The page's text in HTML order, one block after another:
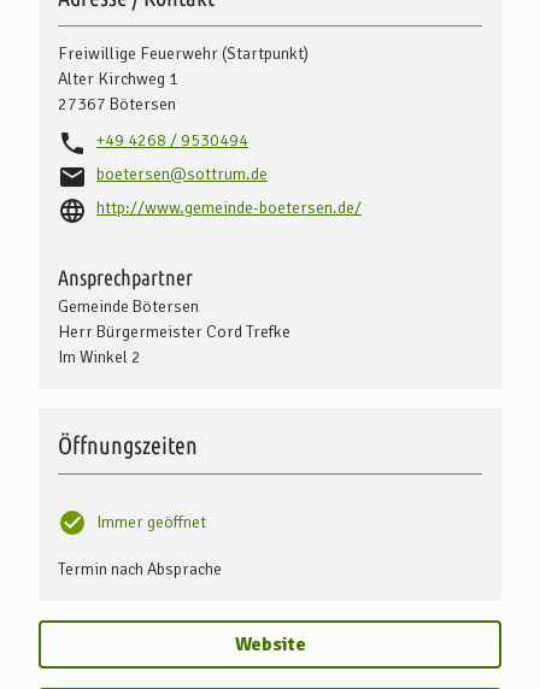
Freiwillige Feuerwehr (Startpunkt)
Alter Kirchweg 1
27367 Bötersen
+49 4268 / 9530494
boetersen@sottrum.de
http://www.gemeinde-boetersen.de/
Ansprechpartner
Gemeinde Bötersen
Herr Bürgermeister Cord Trefke
Im Winkel 2
Öffnungszeiten
Immer geöffnet
Termin nach Absprache
Website